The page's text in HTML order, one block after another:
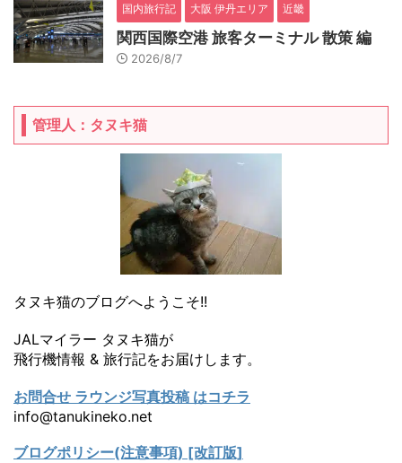
国内旅行記 大阪 伊丹エリア 近畿
関西国際空港 旅客ターミナル 散策 編
2026/8/7
管理人：タヌキ猫
タヌキ猫のブログへようこそ!!
JALマイラー タヌキ猫が
飛行機情報 & 旅行記をお届けします。
お問合せ ラウンジ写真投稿 はコチラ
info@tanukineko.net
ブログポリシー(注意事項) [改訂版]